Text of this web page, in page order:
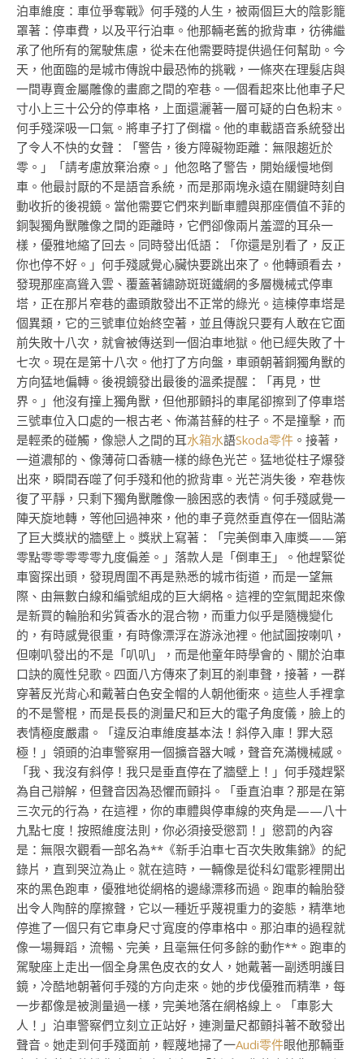
泊車維度：車位爭奪戰》何手殘的人生，被兩個巨大的陰影籠
罩著：停車費，以及平行泊車。他那輛老舊的掀背車，彷彿繼
承了他所有的駕駛焦慮，從未在他需要時提供過任何幫助。今
天，他面臨的是城市傳說中最恐怖的挑戰，一條夾在理髮店與
一間專賣金屬雕像的畫廊之間的窄巷。一個看起來比他車子尺
寸小上三十公分的停車格，上面還灑著一層可疑的白色粉末。
何手殘深吸一口氣。將車子打了倒檔。他的車載語音系統發出
了令人不快的女聲：「警告，後方障礙物距離：無限趨近於
零。」「請考慮放棄治療。」他忽略了警告，開始緩慢地倒
車。他最討厭的不是語音系統，而是那兩塊永遠在關鍵時刻自
動收折的後視鏡。當他需要它們來判斷車體與那座價值不菲的
銅製獨角獸雕像之間的距離時，它們卻像兩片羞澀的耳朵一
樣，優雅地縮了回去。同時發出低語：「你還是別看了，反正
你也停不好。」何手殘感覺心臟快要跳出來了。他轉頭看去，
發現那座高聳入雲、覆蓋著鏽跡斑斑鐵網的多層機械式停車
塔，正在那片窄巷的盡頭散發出不正常的綠光。這棟停車塔是
個異類，它的三號車位始終空著，並且傳說只要有人敢在它面
前失敗十八次，就會被傳送到一個泊車地獄。他已經失敗了十
七次。現在是第十八次。他打了方向盤，車頭朝著銅獨角獸的
方向猛地偏轉。後視鏡發出最後的溫柔提醒：「再見，世
界。」他沒有撞上獨角獸，但他那顫抖的車尾卻擦到了停車塔
三號車位入口處的一根古老、佈滿苔蘚的柱子。不是撞擊，而
是輕柔的碰觸，像戀人之間的耳水箱水語Skoda零件 。接著，
一道濃郁的、像薄荷口香糖一樣的綠色光芒。猛地從柱子爆發
出來，瞬間吞噬了何手殘和他的掀背車。光芒消失後，窄巷恢
復了平靜，只剩下獨角獸雕像一臉困惑的表情。何手殘感覺一
陣天旋地轉，等他回過神來，他的車子竟然垂直停在一個貼滿
了巨大獎狀的牆壁上。獎狀上寫著：「完美倒車入庫獎——第
零點零零零零零九度偏差。」落款人是「倒車王」。他趕緊從
車窗探出頭，發現周圍不再是熟悉的城市街道，而是一望無
際、由無數白線和編號組成的巨大網格。這裡的空氣聞起來像
是新買的輪胎和劣質香水的混合物，而重力似乎是隨機變化
的，有時感覺很重，有時像漂浮在游泳池裡。他試圖按喇叭，
但喇叭發出的不是「叭叭」，而是他童年時學會的、關於泊車
口訣的魔性兒歌。四面八方傳來了刺耳的剎車聲，接著，一群
穿著反光背心和戴著白色安全帽的人朝他衝來。這些人手裡拿
的不是警棍，而是長長的測量尺和巨大的電子角度儀，臉上的
表情極度嚴肅。「違反泊車維度基本法！斜停入庫！罪大惡
極！」領頭的泊車警察用一個擴音器大喊，聲音充滿機械感。
「我、我沒有斜停！我只是垂直停在了牆壁上！」何手殘趕緊
為自己辯解，但聲音因為恐懼而顫抖。「垂直泊車？那是在第
三次元的行為，在這裡，你的車體與停車線的夾角是——八十
九點七度！按照維度法則，你必須接受懲罰！」懲罰的內容
是：無限次觀看一部名為**《新手泊車七百次失敗集錦》的紀
錄片，直到哭泣為止。就在這時，一輛像是從科幻電影裡開出
來的黑色跑車，優雅地從網格的邊緣漂移而過。跑車的輪胎發
出令人陶醉的摩擦聲，它以一種近乎蔑視重力的姿態，精準地
停進了一個只有它車身尺寸寬度的停車格中。那泊車的過程就
像一場舞蹈，流暢、完美，且毫無任何多餘的動作**。跑車的
駕駛座上走出一個全身黑色皮衣的女人，她戴著一副透明護目
鏡，冷酷地朝著何手殘的方向走來。她的步伐優雅而精準，每
一步都像是被測量過一樣，完美地落在網格線上。「車影大
人！」泊車警察們立刻立正站好，連測量尺都顫抖著不敢發出
聲音。她走到何手殘面前，輕蔑地掃了一Audi零件眼他那輛垂